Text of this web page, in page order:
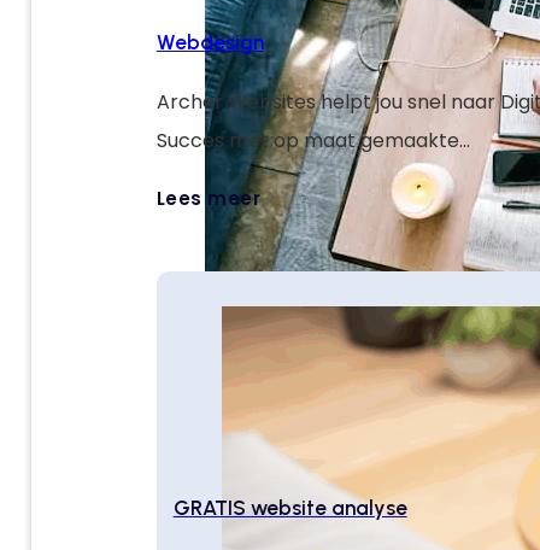
Webdesign
Archer Websites helpt jou snel naar
Succes met op maat gemaakte
weboplossingen die jouw doelen
je online laten groeien.
Lees meer
GRATIS website analyse